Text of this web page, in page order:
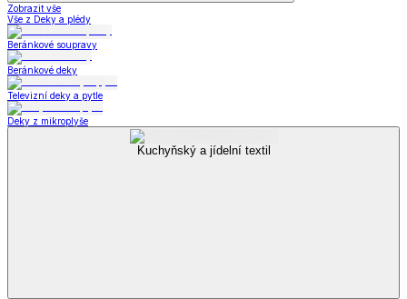
Zobrazit vše
Vše z Deky a plédy
Beránkové soupravy
Beránkové deky
Televizní deky a pytle
Deky z mikroplyše
Kuchyňský a jídelní textil